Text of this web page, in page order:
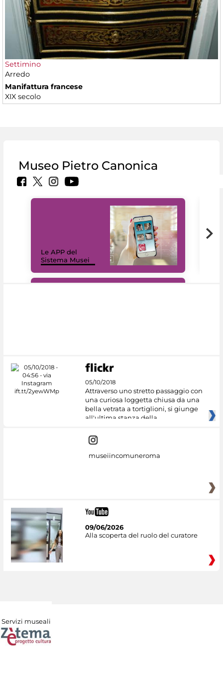
Settimino
Arredo
Manifattura francese
XIX secolo
Museo Pietro Canonica
Le APP del
Sistema Musei
05/10/2018
Attraverso uno stretto passaggio con
una curiosa loggetta chiusa da una
bella vetrata a tortiglioni, si giunge
all'ultima stanza della
museiincomuneroma
09/06/2026
Alla scoperta del ruolo del curatore
Servizi museali